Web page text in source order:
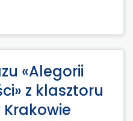
«Alegorii
z klasztoru
Krakowie